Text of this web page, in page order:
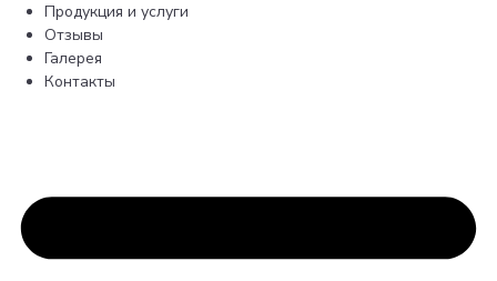
Продукция и услуги
Отзывы
Галерея
Контакты